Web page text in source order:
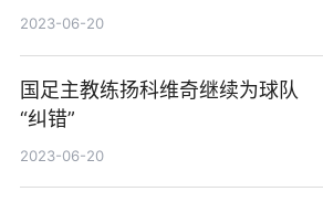
2023-06-20
国足主教练扬科维奇继续为球队
“纠错”
2023-06-20